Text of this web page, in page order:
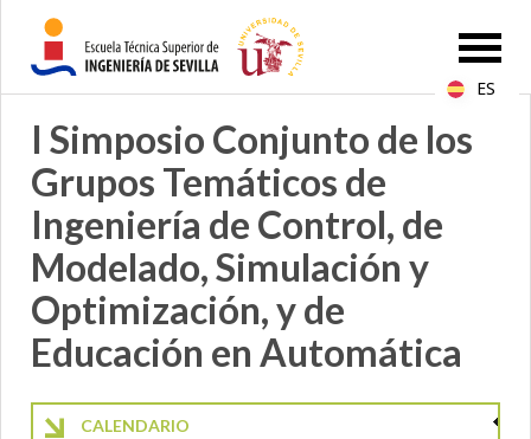
I Simposio Conjunto de los
Grupos Temáticos de
Ingeniería de Control, de
Modelado, Simulación y
Optimización, y de
Educación en Automática
CALENDARIO
ES